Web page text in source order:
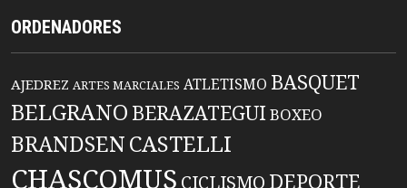
ORDENADORES
AJEDREZ ARTES MARCIALES ATLETISMO BASQUET
BELGRANO BERAZATEGUIBOXEO
BRANDSENCASTELLI
CHASCOMUS CICLISMO DEPORTE